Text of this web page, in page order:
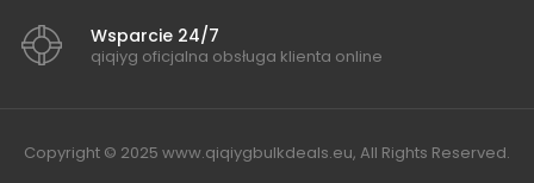
Wsparcie 24/7
qiqiyg oficjalna obsługa klienta online
Copyright © 2025 www.qiqiygbulkdeals.eu, All Rights Reserved.